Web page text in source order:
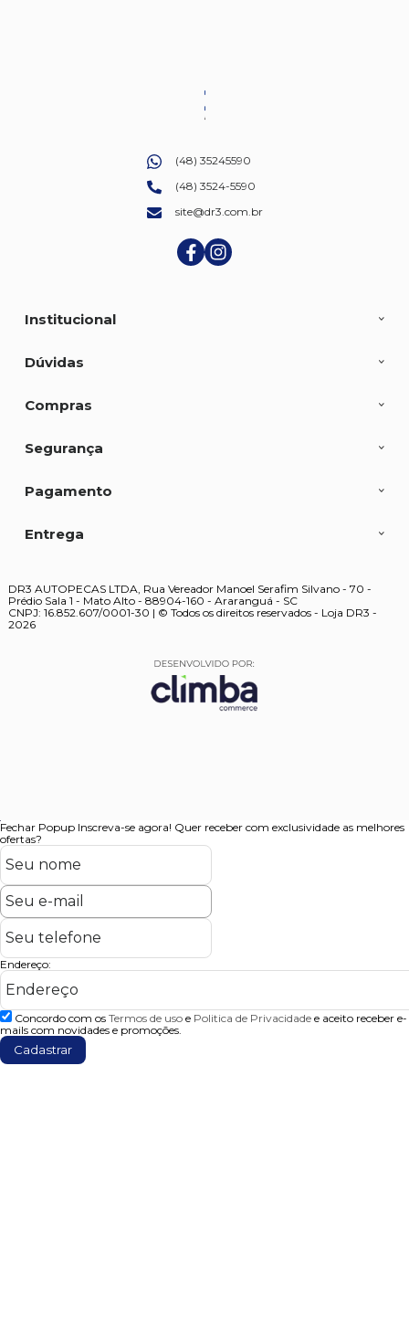
(48) 35245590
(48) 3524-5590
site@dr3.com.br
Institucional
Dúvidas
Compras
Segurança
Pagamento
Entrega
DR3 AUTOPECAS LTDA, Rua Vereador Manoel Serafim Silvano - 70 -
Prédio Sala 1 - Mato Alto - 88904-160 - Araranguá - SC
CNPJ: 16.852.607/0001-30 | © Todos os direitos reservados - Loja DR3 -
2026
Fechar Popup Inscreva-se agora! Quer receber com exclusividade as melhores
ofertas?
Endereço:
Concordo com os Termos de uso e Politica de Privacidade e aceito receber e-
mails com novidades e promoções.
Cadastrar